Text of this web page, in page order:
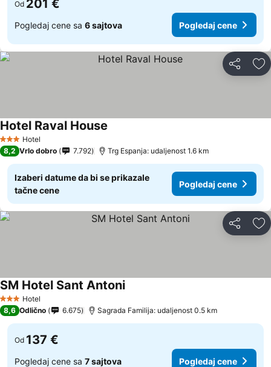
Od 201 €
Pogledaj cene sa 6 sajtova Pogledaj cene
Deli
3 Zvezdice
Hotel
Hotel Raval House
8,2 Vrlo dobro 7.792 Trg Espanja: udaljenost 1.6 km
Izaberi datume da bi se prikazale
tačne cene
Pogledaj cene
Deli
3 Zvezdice
Hotel
SM Hotel Sant Antoni
8,6 Odlično 6.675 Sagrada Familija: udaljenost 0.5 km
Od 137 €
Pogledaj cene sa 7 sajtova Pogledaj cene